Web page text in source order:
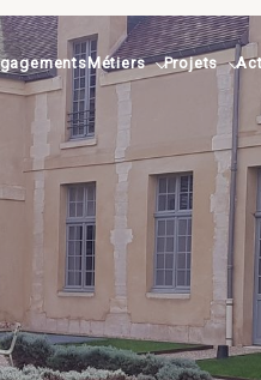
Métiers Projets